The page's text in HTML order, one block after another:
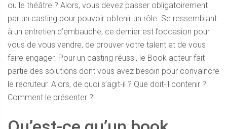
ou le théâtre ? Alors, vous devez passer obligatoirement
par un casting pour pouvoir obtenir un rôle. Se ressemblant
à un entretien d’embauche, ce dernier est l’occasion pour
vous de vous vendre, de prouver votre talent et de vous
faire engager. Pour un casting réussi, le Book acteur fait
partie des solutions dont vous avez besoin pour convaincre
le recruteur. Alors, de quoi s’agit-il ? Que doit-il contenir ?
Comment le présenter ?